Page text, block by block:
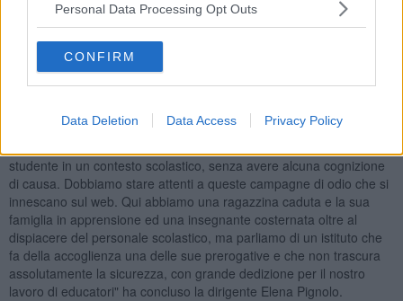
Personal Data Processing Opt Outs
CONFIRM
Data Deletion Data Access Privacy Policy
ed è andata via con la ragazza. Non abbiamo ricevuto
comunicazioni da parte della famiglia sullo stato di salute della
studentessa alla quale auguro di rimettersi presto".
La bufera sui social "Mi sono sentita in dovere di intervenire per
personale scolastico dalle pesanti accuse che ci sono state rivolte
attraverso i social network. Chiunque ha espresso la propria
studente in un contesto scolastico, senza avere alcuna cognizione
di causa. Dobbiamo stare attenti a queste campagne di odio che si
innescano sul web. Qui abbiamo una ragazzina caduta e la sua
famiglia in apprensione ed una insegnante costernata oltre al
dispiacere del personale scolastico, ma parliamo di un istituto che
fa della accoglienza una delle sue prerogative e che non trascura
assolutamente la sicurezza, con grande dedizione per il nostro
lavoro di educatori" ha concluso la dirigente Elena Pignolo.